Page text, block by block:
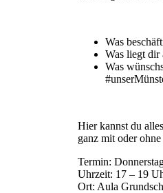
Was
Was liegt dir
Was
Hier kannst du
ganz mit oder
Termin:
Uhrzeit: 17 – 19
Ort: Aula